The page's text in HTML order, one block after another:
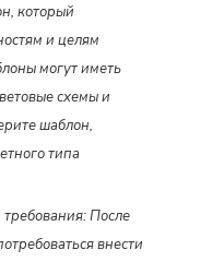
который
и целям
могут иметь
схемы и
шаблон,
типа
После
внести